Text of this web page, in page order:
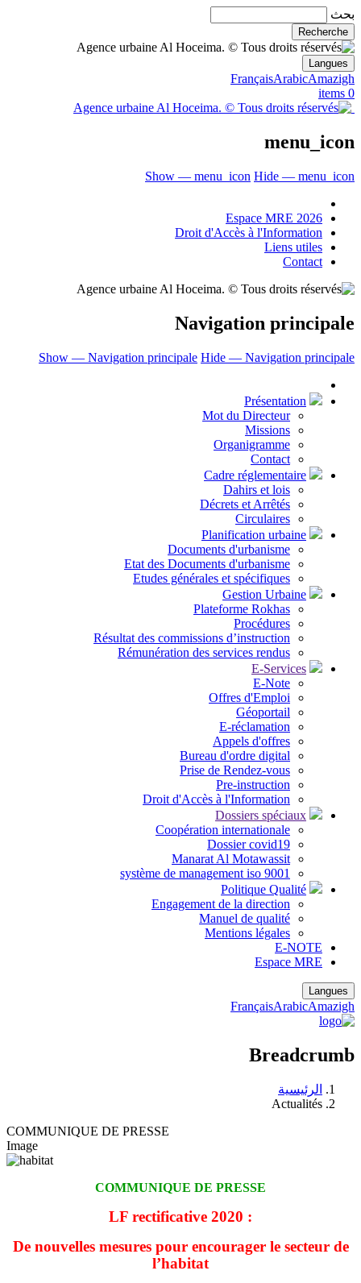
بحث
Langues
FrançaisArabicAmazigh
0 items
menu_icon
Show — menu_icon Hide — menu_icon
Espace MRE 2026
Droit d'Accès à l'Information
Liens utiles
Contact
Navigation principale
Show — Navigation principale Hide — Navigation principale
Présentation
Mot du Directeur
Missions
Organigramme
Contact
Cadre réglementaire
Dahirs et lois
Décrets et Arrêtés
Circulaires
Planification urbaine
Documents d'urbanisme
Etat des Documents d'urbanisme
Etudes générales et spécifiques
Gestion Urbaine
Plateforme Rokhas
Procédures
Résultat des commissions d’instruction
Rémunération des services rendus
E-Services
E-Note
Offres d'Emploi
Géoportail
E-réclamation
Appels d'offres
Bureau d'ordre digital
Prise de Rendez-vous
Pre-instruction
Droit d'Accès à l'Information
Dossiers spéciaux
Coopération internationale
Dossier covid19
Manarat Al Motawassit
système de management iso 9001
Politique Qualité
Engagement de la direction
Manuel de qualité
Mentions légales
E-NOTE
Espace MRE
Langues
FrançaisArabicAmazigh
Breadcrumb
الرئيسية
Actualités
COMMUNIQUE DE PRESSE
Image
COMMUNIQUE DE PRESSE
LF rectificative 2020 :
De nouvelles mesures pour encourager le secteur de
l’habitat